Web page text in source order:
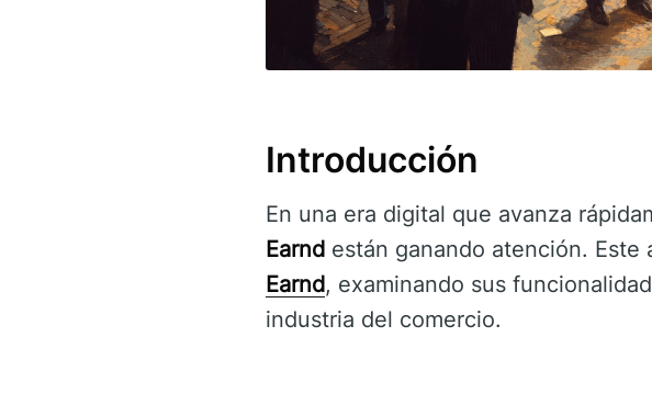
Introducción
En una era digital que avanza
Earnd están ganando atención.
Earnd, examinando sus
industria del comercio.